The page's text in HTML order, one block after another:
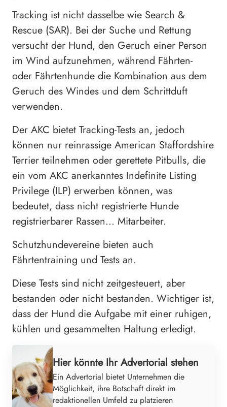
Tracking ist nicht dasselbe wie Search &
Rescue (SAR). Bei der Suche und Rettung
versucht der Hund, den Geruch einer Person
im Wind aufzunehmen, während Fährten-
oder Fährtenhunde die Kombination aus dem
Geruch des Windes und dem Schrittduft
verwenden.
Der AKC bietet Tracking-Tests an, jedoch
können nur reinrassige American Staffordshire
Terrier teilnehmen oder gerettete Pitbulls, die
ein vom AKC anerkanntes Indefinite Listing
Privilege (ILP) erwerben können, was
bedeutet, dass nicht registrierte Hunde
registrierbarer Rassen… Mitarbeiter.
Schutzhundevereine bieten auch
Fährtentraining und Tests an.
Diese Tests sind nicht zeitgesteuert, aber
bestanden oder nicht bestanden. Wichtiger ist,
dass der Hund die Aufgabe mit einer ruhigen,
kühlen und gesammelten Haltung erledigt.
Hier könnte Ihr Advertorial stehen
Ein Advertorial bietet Unternehmen die
Möglichkeit, ihre Botschaft direkt im
redaktionellen Umfeld zu platzieren